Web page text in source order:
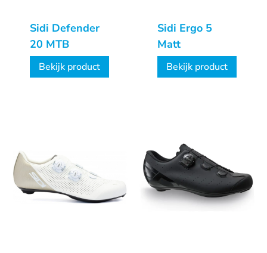
Sidi Defender
20 MTB
Bekijk product
Sidi Ergo 5
Matt
Bekijk product